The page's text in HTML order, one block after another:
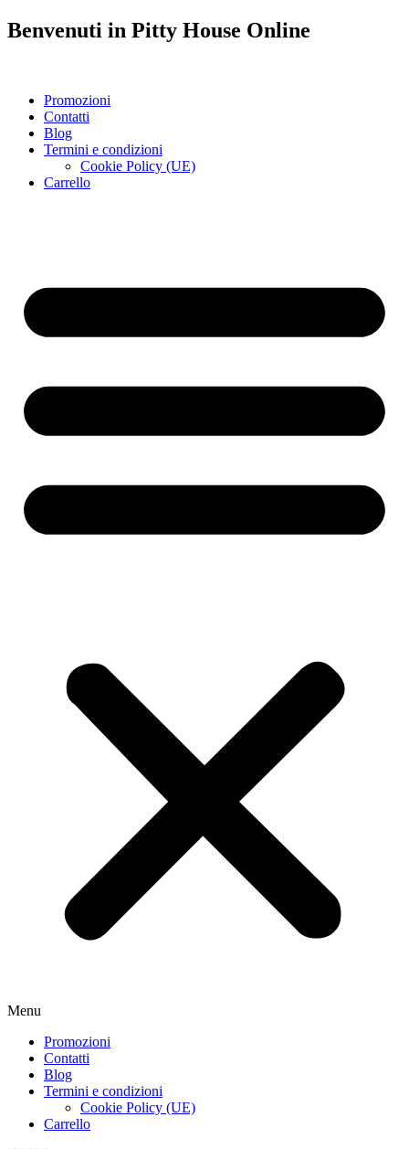
Benvenuti in Pitty House Online
Promozioni
Contatti
Blog
Termini e condizioni
Cookie Policy (UE)
Carrello
Menu
Promozioni
Contatti
Blog
Termini e condizioni
Cookie Policy (UE)
Carrello